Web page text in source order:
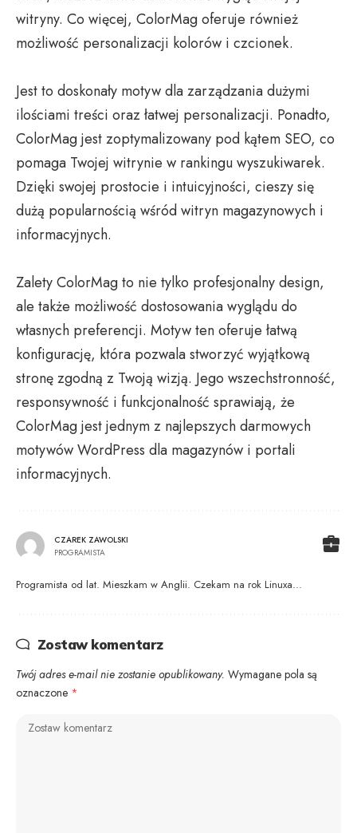
witryny. Co więcej, ColorMag oferuje również
możliwość personalizacji kolorów i czcionek.
Jest to doskonały motyw dla zarządzania dużymi
ilościami treści oraz łatwej personalizacji. Ponadto,
ColorMag jest zoptymalizowany pod kątem SEO, co
pomaga Twojej witrynie w rankingu wyszukiwarek.
Dzięki swojej prostocie i intuicyjności, cieszy się
dużą popularnością wśród witryn magazynowych i
informacyjnych.
Zalety ColorMag to nie tylko profesjonalny design,
ale także możliwość dostosowania wyglądu do
własnych preferencji. Motyw ten oferuje łatwą
konfigurację, która pozwala stworzyć wyjątkową
stronę zgodną z Twoją wizją. Jego wszechstronność,
responsywność i funkcjonalność sprawiają, że
ColorMag jest jednym z najlepszych darmowych
motywów WordPress dla magazynów i portali
informacyjnych.
CZAREK ZAWOLSKI
PROGRAMISTA
Programista od lat. Mieszkam w Anglii. Czekam na rok Linuxa...
Zostaw komentarz
Twój adres e-mail nie zostanie opublikowany. Wymagane pola są
oznaczone *